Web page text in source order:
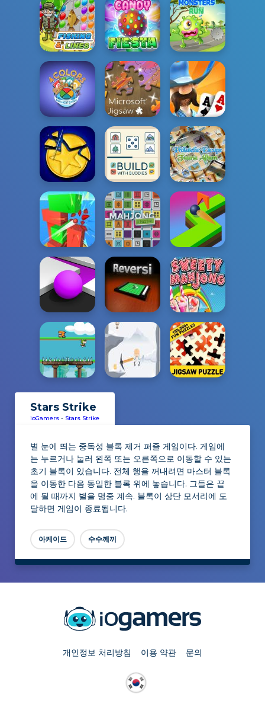
Stars Strike
ioGamers - Stars Strike
별 눈에 띄는 중독성 블록 제거 퍼즐 게임이다. 게임에
는 누르거나 눌러 왼쪽 또는 오른쪽으로 이동할 수 있는
초기 블록이 있습니다. 전체 행을 꺼내려면 마스터 블록
을 이동한 다음 동일한 블록 위에 놓습니다. 그들은 끝
에 될 때까지 별을 명중 계속. 블록이 상단 모서리에 도
달하면 게임이 종료됩니다.
아케이드 수수께끼
개인정보 처리방침 이용 약관 문의